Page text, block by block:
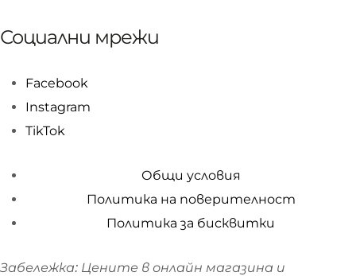
Социални мрежи
Facebook
Instagram
TikTok
Общи условия
Политика на поверителност
Политика за бисквитки
Забележка: Цените в онлайн магазина и